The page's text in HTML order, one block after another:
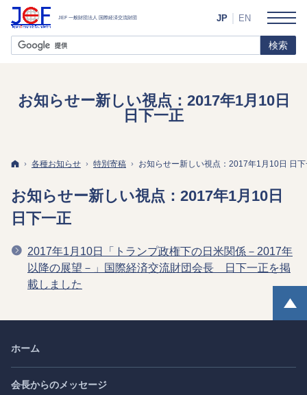
お知らせー新しい視点：2017年1月10日
日下一正
ホーム
各種お知らせ 特別寄稿 お知らせー新しい視点：2017年1月10日 日
お知らせー新しい視点：2017年1月10日
日下一正
2017年1月10日「トランプ政権下の日米関係－2017年
以降の展望－」国際経済交流財団会長 日下一正を掲
載しました
JP EN
ホーム
会長からのメッセージ